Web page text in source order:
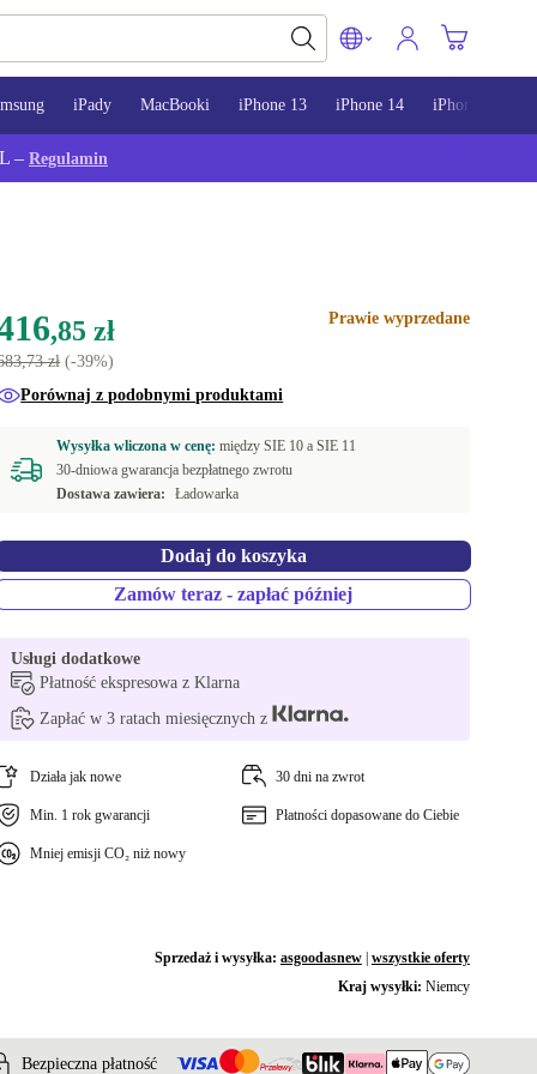
iPady MacBooki iPhone 13 iPhone 14 iPhone 15
– Regulamin
,85 zł
zł(-39%)
Prawie wyprzedane
Porównaj z podobnymi produktami
Wysyłka wliczona w cenę:międzySIE 10 aSIE 11
30-dniowa gwarancja bezpłatnego zwrotu
Dostawa zawiera:
Ładowarka
Dodaj do koszyka
Zamów teraz - zapłać później
Usługi dodatkowe
Płatność ekspresowa z Klarna
Zapłać w 3 ratach miesięcznych z
Działa jak nowe 30 dni na zwrot
Min. 1 rok gwarancji Płatności dopasowane do Ciebie
Mniej emisji CO₂ niż nowy
Sprzedaż i wysyłka: asgoodasnew| wszystkie oferty
Kraj wysyłki: Niemcy
Bezpieczna płatność